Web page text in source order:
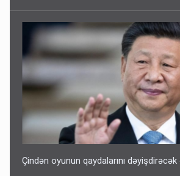
Çindən oyunun qaydalarını dəyişdirəcək